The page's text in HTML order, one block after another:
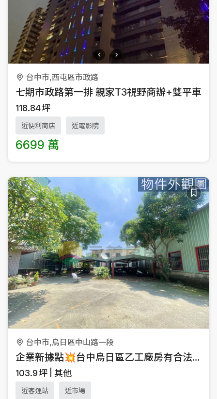
台中市,西屯區市政路
七期市政路第一排 親家T3視野商辦+雙平車
118.84坪
近便利商店 近電影院
6699 萬
台中市,烏日區中山路一段
企業新據點💥台中烏日區乙工廠房有合法建物
103.9坪 其他
近客運站 近市場